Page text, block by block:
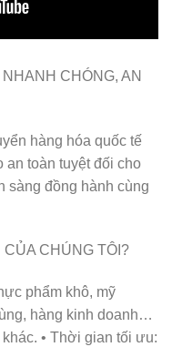
CHÓNG, AN
hàng hóa quốc tế
an toàn tuyệt đối cho
sàng đồng hành cùng
CHÚNG TÔI?
phẩm khô, mỹ
hàng kinh doanh…
• Thời gian tối ưu: